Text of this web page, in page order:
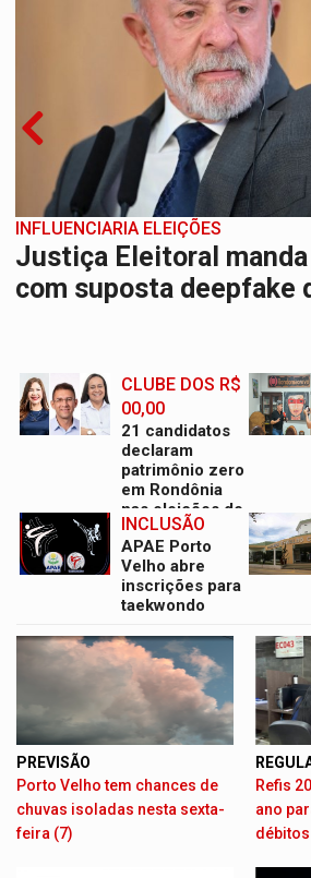
ASSESSOR FLAGRADO
Empresa e ONG que
mi em emendas estão
INFLUENCIARIA ELEIÇÕES
Justiça Eleitoral
com suposta deepfake
CLUBE DOS R$
00,00
21 candidatos
declaram
patrimônio zero
em Rondônia
nas eleições de
2026
INCLUSÃO
APAE Porto
Velho abre
inscrições para
taekwondo
PREVISÃO
Porto Velho tem chances de
chuvas isoladas nesta sexta-
feira (7)
Refis
ano
débitos